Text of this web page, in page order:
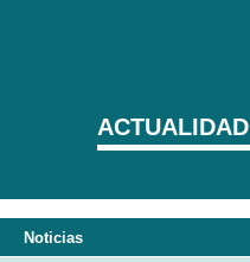
ACTUALIDAD
Noticias